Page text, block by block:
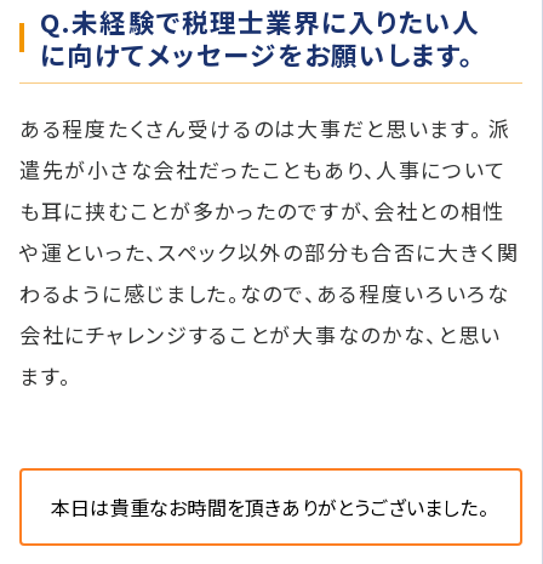
Q.未経験で税理士業界に入りたい人
に向けてメッセージをお願いします。
ある程度たくさん受けるのは大事だと思います。 派
遣先が小さな会社だったこともあり、人事について
も耳に挟むことが多かったのですが、会社との相性
や運といった、スペック以外の部分も合否に大きく関
わるように感じました。なので、ある程度いろいろな
会社にチャレンジすることが大事なのかな、と思い
ます。
本日は貴重なお時間を頂きありがとうございました。